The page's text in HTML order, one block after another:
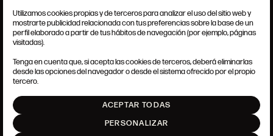
CONDICIONES GENERALES
POLÍTICA DE COOKIES
AJUSTE DE COOKIES
Utilizamos cookies propias y de terceros para analizar el uso del sitio web y
mostrarte publicidad relacionada con tus preferencias sobre la base de un
perfil elaborado a partir de tus hábitos de navegación (por ejemplo, páginas
visitadas).
Tenga en cuenta que, si acepta las cookies de terceros, deberá eliminarlas
desde las opciones del navegador o desde el sistema ofrecido por el propio
tercero.
ACEPTAR TODAS
PERSONALIZAR